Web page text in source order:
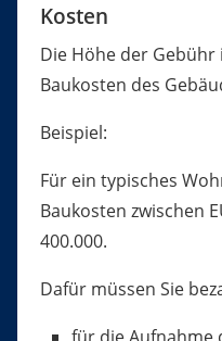
Kosten
Die Höhe der
Baukosten des
Beispiel:
Für ein typisches
Baukosten zwischen
400.000.
Dafür müssen Sie